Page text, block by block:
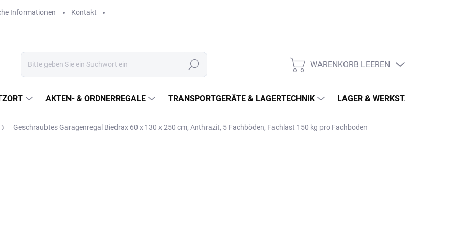
Informationen Kontakt
Suchen WARENKORB
WARENKORB LEEREN
AKTEN- & ORDNERREGALE TRANSPORTGERÄTE & LAGERTECHNIK LAGER & WERKSTATT
Geschraubtes Garagenregal Biedrax 60 x 130 x 250 cm, Anthrazit, 5 Fachböden, Fachlast 150 kg pro Fachboden